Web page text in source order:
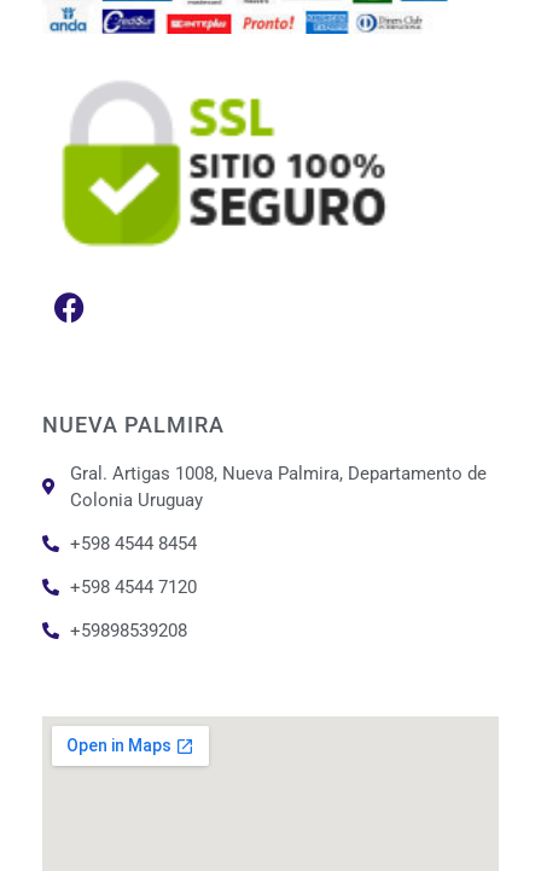
NUEVA PALMIRA
Gral. Artigas 1008, Nueva Palmira, Departamento de
Colonia Uruguay
+598 4544 8454
+598 4544 7120
+59898539208